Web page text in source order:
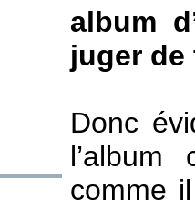
album
juger
Donc
comme